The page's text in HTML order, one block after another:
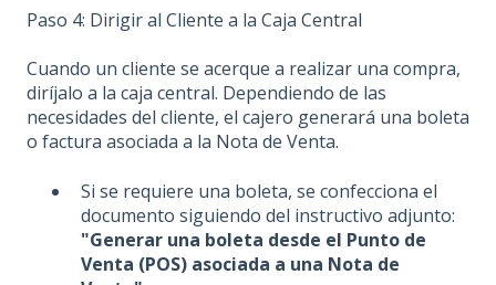
Paso 4: Dirigir al Cliente a la Caja Central
Cuando un cliente se acerque a realizar una compra,
diríjalo a la caja central. Dependiendo de las
necesidades del cliente, el cajero generará una boleta
o factura asociada a la Nota de Venta.
Si se requiere una boleta, se confecciona el
documento siguiendo del instructivo adjunto:
"Generar una boleta desde el Punto de
Venta (POS) asociada a una Nota de